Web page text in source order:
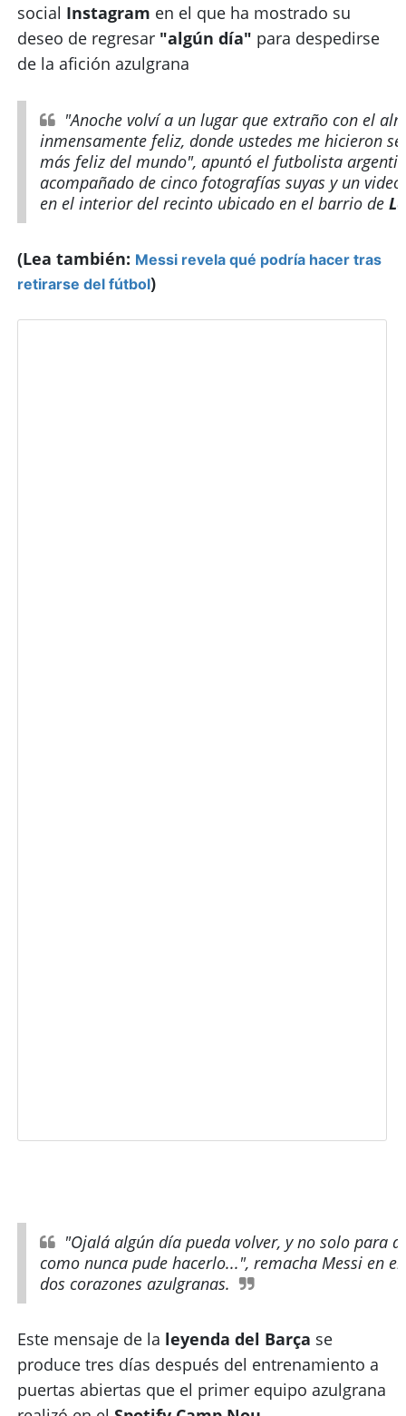
social Instagram en el que ha mostrado su
deseo de regresar "algún día" para despedirse
de la afición azulgrana
"Anoche volví a un lugar que extraño con el
inmensamente feliz, donde ustedes me hicieron
más feliz del mundo", apuntó el futbolista
acompañado de cinco fotografías suyas y un
en el interior del recinto ubicado en el barrio de
(Lea también: Messi revela qué podría hacer tras
retirarse del fútbol)
"Ojalá algún día pueda volver, y no solo para
como nunca pude hacerlo...", remacha Messi en
dos corazones azulgranas.
Este mensaje de la leyenda del Barça se
produce tres días después del entrenamiento a
puertas abiertas que el primer equipo azulgrana